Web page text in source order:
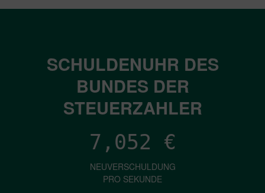
SCHULDENUHR DES
BUNDES DER
STEUERZAHLER
7,052 €
NEUVERSCHULDUNG
PRO SEKUNDE